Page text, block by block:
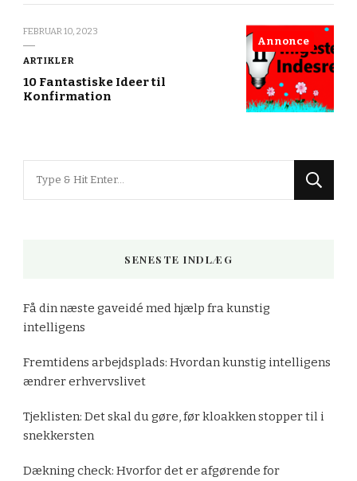
FEBRUAR 10, 2023
ARTIKLER
10 Fantastiske Ideer til
Konfirmation
Annonce
SENESTE INDLÆG
Få din næste gaveidé med hjælp fra kunstig
intelligens
Fremtidens arbejdsplads: Hvordan kunstig intelligens
ændrer erhvervslivet
Tjeklisten: Det skal du gøre, før kloakken stopper til i
snekkersten
Dækning check: Hvorfor det er afgørende for